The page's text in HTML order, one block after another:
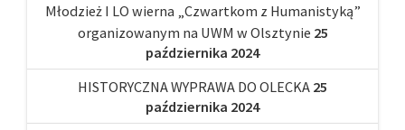
Młodzież I LO wierna „Czwartkom z Humanistyką”
organizowanym na UWM w Olsztynie 25
października 2024
HISTORYCZNA WYPRAWA DO OLECKA 25
października 2024